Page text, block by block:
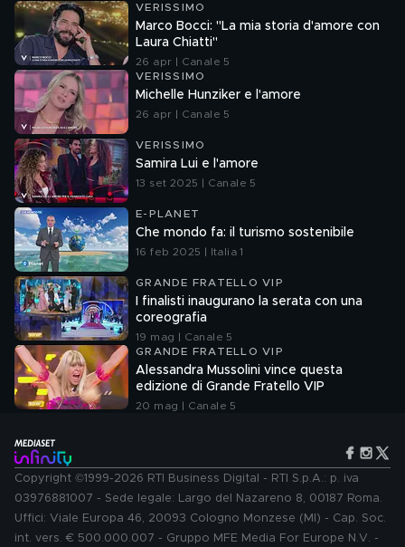
VERISSIMO
Marco Bocci: "La mia storia d'amore con
Laura Chiatti"
26 apr | Canale 5
VERISSIMO
Michelle Hunziker e l'amore
26 apr | Canale 5
VERISSIMO
Samira Lui e l'amore
13 set 2025 | Canale 5
E-PLANET
Che mondo fa: il turismo sostenibile
16 feb 2025 | Italia 1
GRANDE FRATELLO VIP
I finalisti inaugurano la serata con una
coreografia
19 mag | Canale 5
GRANDE FRATELLO VIP
Alessandra Mussolini vince questa
edizione di Grande Fratello VIP
20 mag | Canale 5
Copyright ©1999-2026 RTI Business Digital - RTI S.p.A.: p. iva
03976881007 - Sede legale: Largo del Nazareno 8, 00187 Roma.
Uffici: Viale Europa 46, 20093 Cologno Monzese (MI) - Cap. Soc.
int. vers. € 500.000.007 - Gruppo MFE Media For Europe N.V. -